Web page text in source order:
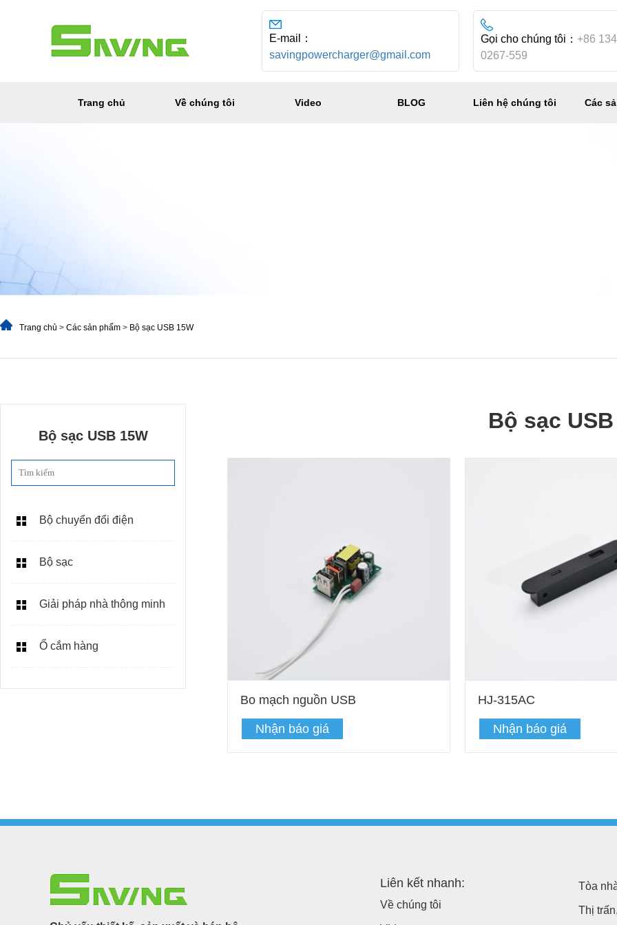
E-mail：
savingpowercharger@gmail.com
Gọi cho chúng tôi： +86
0267-559
Trang chủ Về chúng tôi Video BLOG Liên hệ chúng tôi Các
Trang chủ > Các sản phẩm > Bộ sạc USB 15W
Bộ sạc USB 15W
Bộ chuyển đổi điện
Bộ sạc
Giải pháp nhà thông minh
Ổ cắm hàng
Bộ sạc
Bo mạch nguồn USB
Nhận báo giá
HJ-315AC
Nhận báo giá
Liên kết nhanh:
Về chúng tôi
Tòa
Thị